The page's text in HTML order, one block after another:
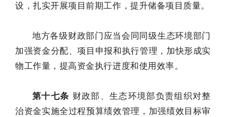
设，扎实开展项目前期工作，提升储备项目质量。
地方各级财政部门应当会同同级生态环境部门
加强资金分配、项目申报和执行管理，加快形成实
物工作量，提高资金执行进度和使用效率。
第十七条 财政部、生态环境部负责组织对整
治资金实施全过程预算绩效管理，加强绩效目标审